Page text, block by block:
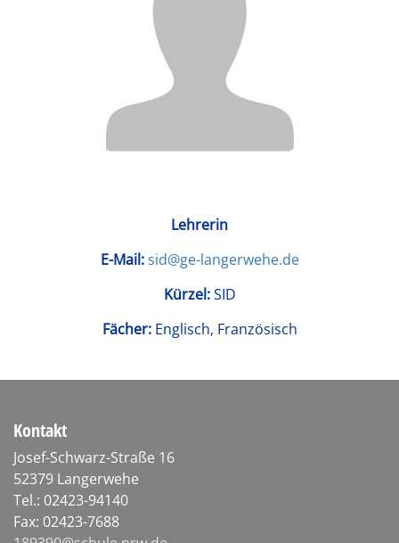
Lehrerin
E-Mail: sid@ge-langerwehe.de
Kürzel:SID
Fächer:Englisch, Französisch
Kontakt
Josef-Schwarz-Straße 16
52379 Langerwehe
Tel.: 02423-94140
Fax: 02423-7688